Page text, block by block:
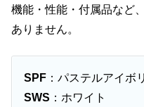
機能・性能・付属品など
ありません。
SPF ：パステルアイボ
SWS ：ホワイト